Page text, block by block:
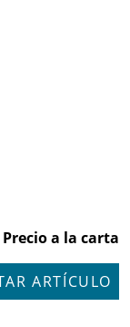
Precio a la carta
ARTÍCULO